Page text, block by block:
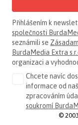
Přihlášením k
společnosti
seznámili se
BurdaMedia Extra
organizaci a
Chcete navíc
informace od
zpracováním
soukromí
©